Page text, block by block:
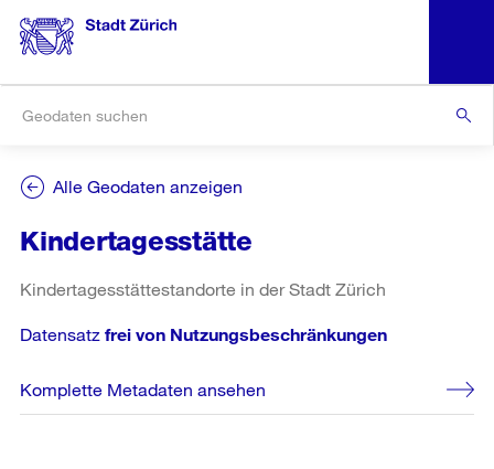
Alle Geodaten anzeigen
Kindertagesstätte
Kindertagesstättestandorte in der Stadt Zürich
Datensatz frei von Nutzungsbeschränkungen
Komplette Metadaten ansehen